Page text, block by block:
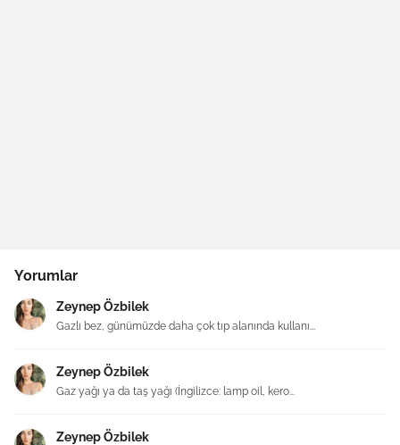
Yorumlar
Zeynep Özbilek
Gazlı bez, günümüzde daha çok tıp alanında kullanı...
Zeynep Özbilek
Gaz yağı ya da taş yağı (İngilizce: lamp oil, kero...
Zeynep Özbilek